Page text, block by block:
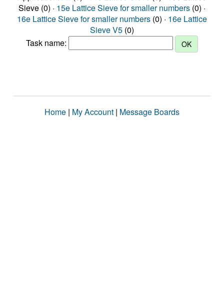
Sieve (0) · 15e Lattice Sieve for smaller numbers (0) ·
16e Lattice Sieve for smaller numbers (0) · 16e Lattice
Sieve V5 (0)
Task name:
Home | My Account | Message Boards